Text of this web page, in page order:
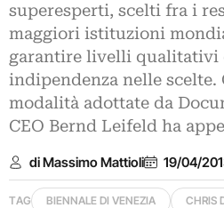
superesperti, scelti fra i
maggiori istituzioni
garantire livelli qualitativi
indipendenza nelle scelte.
modalità adottate da
CEO Bernd Leifeld ha
di Massimo Mattioli 19/04/
TAG BIENNALE DI VENEZIA CHRIS